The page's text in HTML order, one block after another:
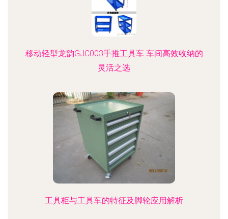
移动轻型龙韵GJC003手推工具车 车间高效收纳的
灵活之选
工具柜与工具车的特征及脚轮应用解析